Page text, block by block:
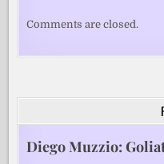
Comments are closed.
Diego Muzzio: